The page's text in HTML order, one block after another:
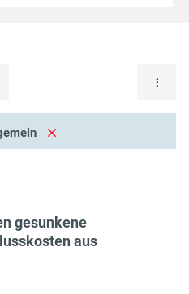
gesunkene
aus